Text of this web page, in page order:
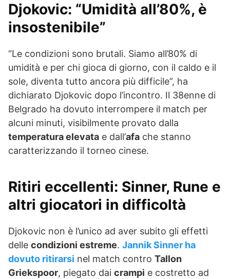
Djokovic: “Umidità all’80%, è
insostenibile”
“Le condizioni sono brutali. Siamo all’80% di
umidità e per chi gioca di giorno, con il caldo e il
sole, diventa tutto ancora più difficile”, ha
dichiarato Djokovic dopo l’incontro. Il 38enne di
Belgrado ha dovuto interrompere il match per
alcuni minuti, visibilmente provato dalla
temperatura elevata e dall’afa che stanno
caratterizzando il torneo cinese.
Ritiri eccellenti: Sinner, Rune e
altri giocatori in difficoltà
Djokovic non è l’unico ad aver subito gli effetti
delle condizioni estreme. Jannik Sinner ha
dovuto ritirarsi nel match contro Tallon
Griekspoor, piegato dai crampi e costretto ad